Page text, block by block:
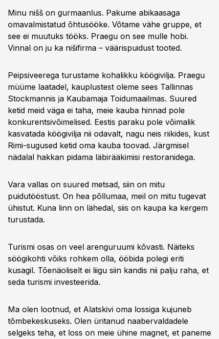
Minu nišš on gurmaanlus. Pakume abikaasaga
omavalmistatud õhtusööke. Võtame vähe gruppe, et
see ei muutuks tööks. Praegu on see mulle hobi.
Vinnal on ju ka nišifirma – väärispuidust tooted.
Peipsiveerega turustame kohalikku köögivilja. Praegu
müüme laatadel, kauplustest oleme sees Tallinnas
Stockmannis ja Kaubamaja Toidumaailmas. Suured
ketid meid väga ei taha, meie kauba hinnad pole
konkurentsivõimelised. Eestis paraku pole võimalik
kasvatada köögivilja nii odavalt, nagu neis riikides, kust
Rimi-sugused ketid oma kauba toovad. Järgmisel
nädalal hakkan pidama läbirääkimisi restoranidega.
Vara vallas on suured metsad, siin on mitu
puidutööstust. On hea põllumaa, meil on mitu tugevat
ühistut. Kuna linn on lähedal, siis on kaupa ka kergem
turustada.
Turismi osas on veel arenguruumi kõvasti. Näiteks
söögikohti võiks rohkem olla, ööbida polegi eriti
kusagil. Tõenäoliselt ei liigu siin kandis nii palju raha, et
seda turismi investeerida.
Ma olen lootnud, et Alatskivi oma lossiga kujuneb
tõmbekeskuseks. Olen üritanud naabervaldadele
selgeks teha, et loss on meie ühine magnet, et paneme